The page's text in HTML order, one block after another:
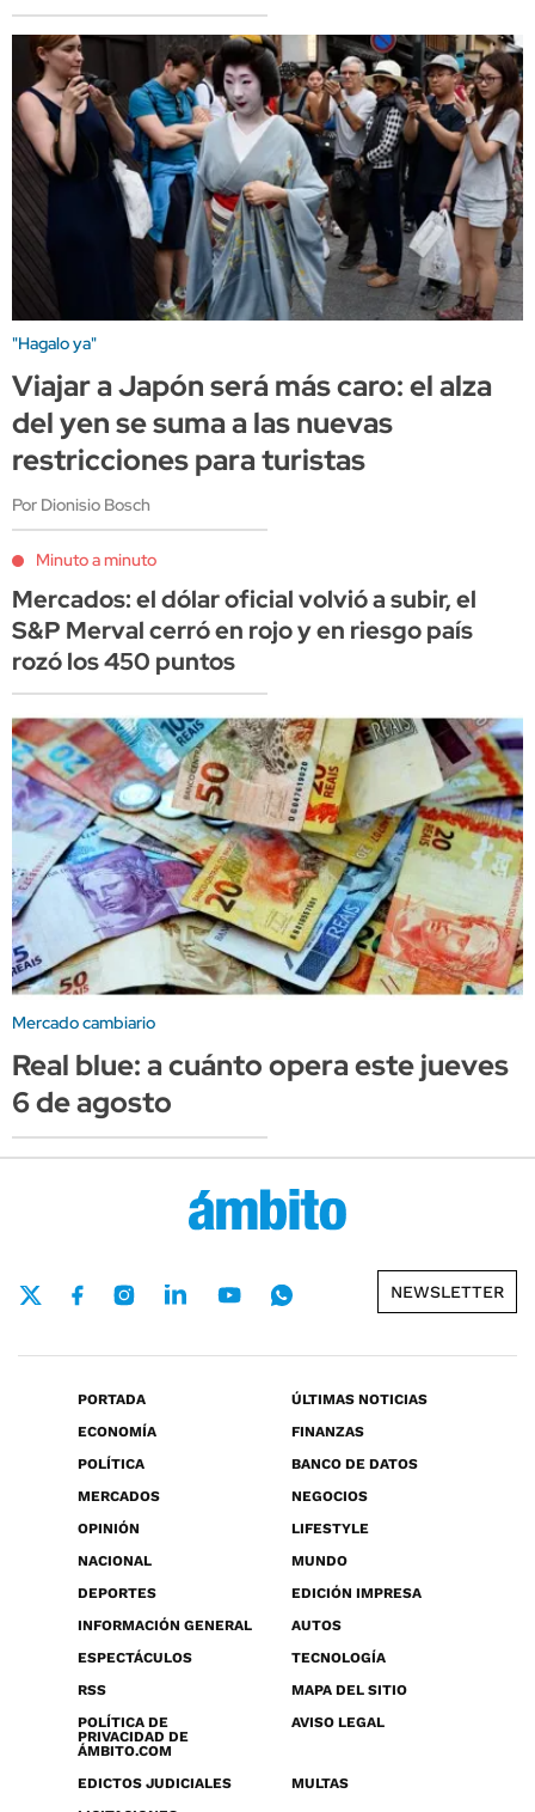
"Hagalo ya"
Viajar a Japón será más caro: el alza
del yen se suma a las nuevas
restricciones para turistas
Por Dionisio Bosch
Minuto a minuto
Mercados: el dólar oficial volvió a subir, el
S&P Merval cerró en rojo y en riesgo país
rozó los 450 puntos
Mercado cambiario
Real blue: a cuánto opera este jueves
6 de agosto
NEWSLETTER
PORTADA
ÚLTIMAS NOTICIAS
ECONOMÍA
FINANZAS
POLÍTICA
BANCO DE DATOS
MERCADOS
NEGOCIOS
OPINIÓN
LIFESTYLE
NACIONAL
MUNDO
DEPORTES
EDICIÓN IMPRESA
INFORMACIÓN GENERAL
AUTOS
ESPECTÁCULOS
TECNOLOGÍA
RSS
MAPA DEL SITIO
POLÍTICA DE
PRIVACIDAD DE
ÁMBITO.COM
AVISO LEGAL
EDICTOS JUDICIALES
MULTAS